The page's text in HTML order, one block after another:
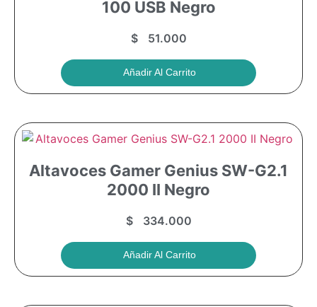
100 USB Negro
$51.000
Añadir Al Carrito
Altavoces Gamer Genius SW-G2.1
2000 II Negro
$334.000
Añadir Al Carrito